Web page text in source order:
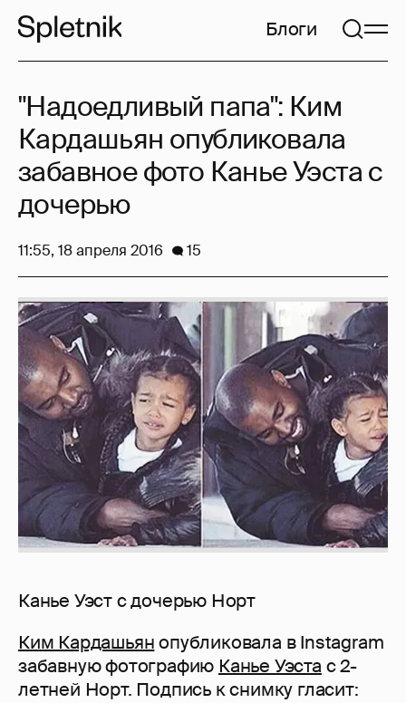
Блоги
Канье Уэст с дочерью Норт
Ким Кардашьянопубликовала в Instagram
забавную фотографию Канье Уэста с 2-
летней Норт. Подпись к снимку гласит:
"Надоедливый папа": Ким
Кардашьян опубликовала
забавное фото Канье Уэста с
дочерью
11:55, 18 апреля 2016 15